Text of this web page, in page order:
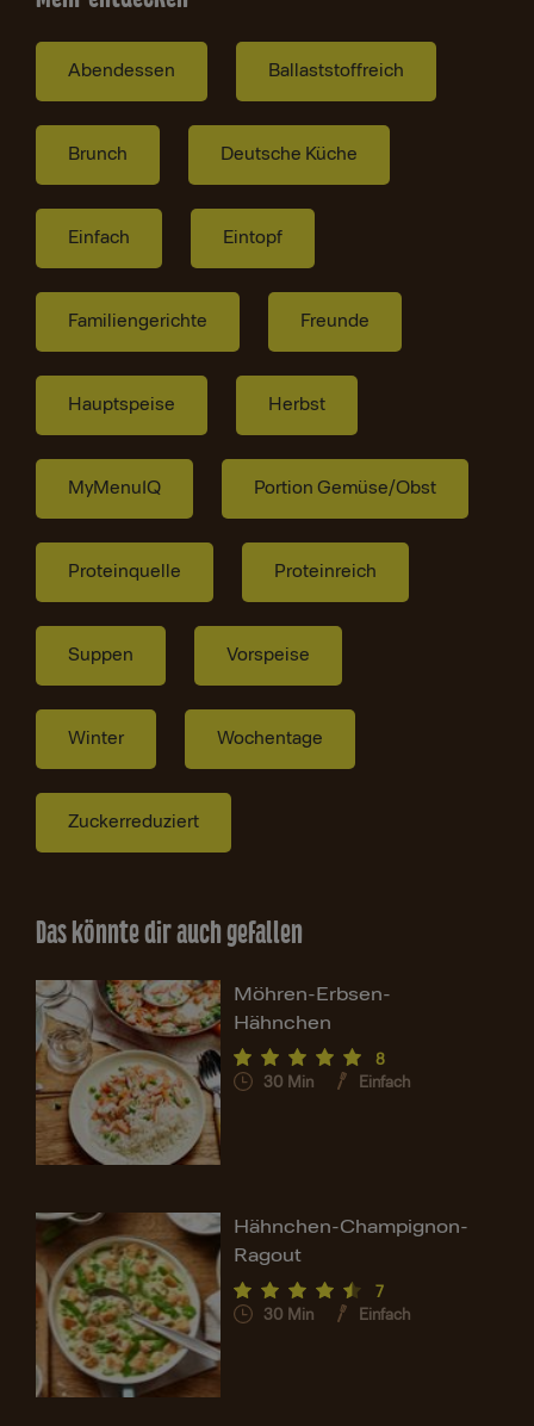
Abendessen Ballaststoffreich
Brunch Deutsche Küche
Einfach Eintopf
Familiengerichte Freunde
Hauptspeise Herbst
MyMenuIQ Portion Gemüse/Obst
Proteinquelle Proteinreich
Suppen Vorspeise
Winter Wochentage
Zuckerreduziert
Das könnte dir auch gefallen
Möhren-Erbsen-
Hähnchen
8
30 Min Einfach
Hähnchen-Champignon-
Ragout
7
30 Min Einfach